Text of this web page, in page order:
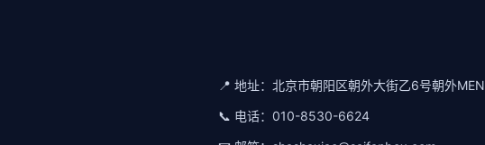
📍 地址： 北京市朝阳区朝外大街乙6号朝外MEN
📞 电话： 010-8530-6624